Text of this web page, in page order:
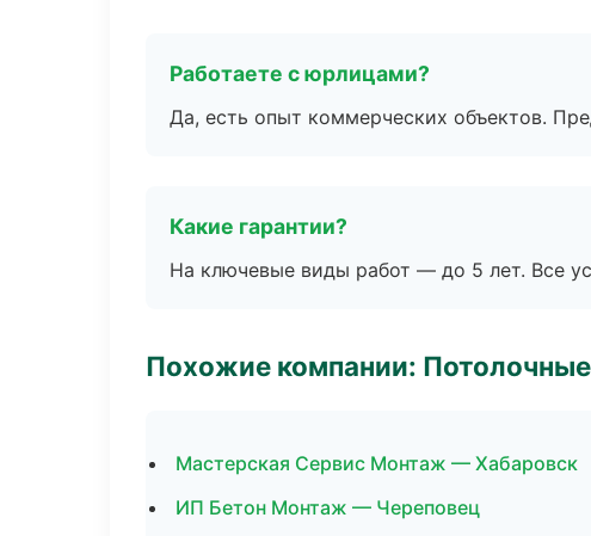
Работаете с юрлицами?
Да, есть опыт коммерческих объектов.
Какие гарантии?
На ключевые виды работ — до 5 лет. Все
Похожие компании:
Мастерская Сервис Монтаж — Хабаровск
ИП Бетон Монтаж — Череповец